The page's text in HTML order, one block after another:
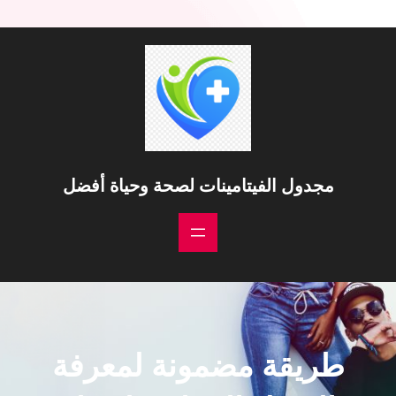
مجدول الفيتامينات لصحة وحياة أفضل
طريقة مضمونة لمعرفة